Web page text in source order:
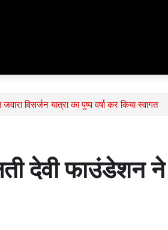
विसर्जन यात्रा का पुष्प वर्षा कर किया स्वागत
देवी फाउंडेशन ने